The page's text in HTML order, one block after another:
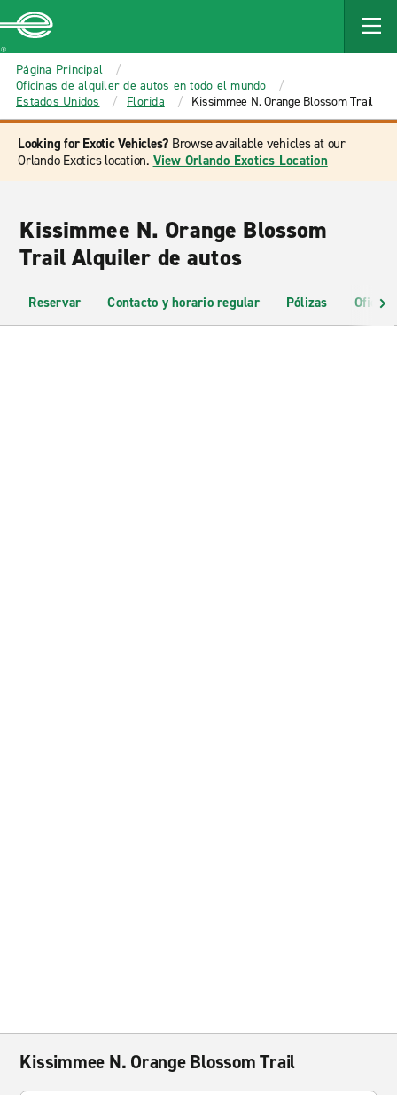
MAIN
CONTENT
Enterprise
Página Principal
Oficinas de alquiler de autos en todo el mundo
Estados Unidos
Florida Kissimmee N. Orange Blossom Trail
Looking for Exotic Vehicles? Browse available vehicles at our
Orlando Exotics location. View Orlando Exotics Location
Kissimmee N. Orange Blossom
Trail Alquiler de autos
Reservar Contacto y horario regular Pólizas
Kissimmee N. Orange Blossom Trail